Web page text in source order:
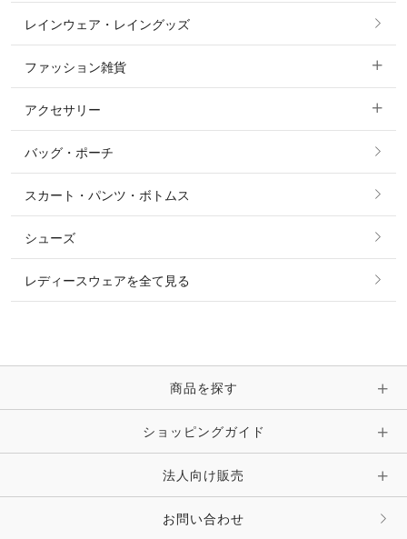
パーカー・トレーナー・スウェット
ニット・セーター
シャツ・ブラウス・ワンピース
ジャケット・ブルゾン
その他 アウター
すべての競技用ウェア
ショージャケット
ショーシャツ
レインウェア・レイングッズ
ファッション雑貨
すべてのファッション雑貨
ソックス
ベルト
マフラー・スカーフ・ストール・スヌード
時計・財布・キーケース・革小物
キーホルダー・チャーム・ストラップ
その他 ファッション雑貨
アクセサリー
すべてのアクセサリー
リング
ピアス・イヤリング
ピン・ブローチ・コサージュ
その他 アクセサリー
バッグ・ポーチ
スカート・パンツ・ボトムス
シューズ
レディースウェアを全て見る
商品を探す
ショッピングガイド
法人向け販売
お問い合わせ